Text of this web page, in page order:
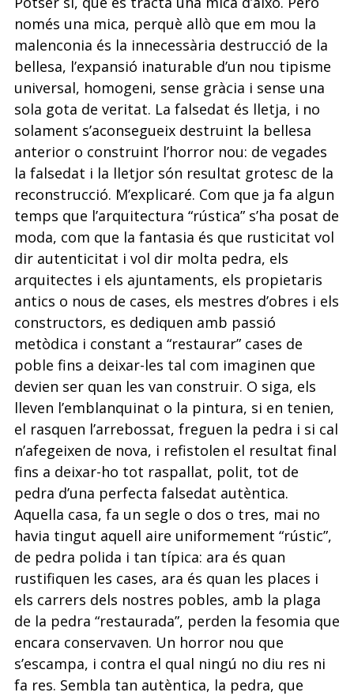
només una mica, perquè allò que em mou la
malenconia és la innecessària destrucció de la
bellesa, l’expansió inaturable d’un nou tipisme
universal, homogeni, sense gràcia i sense una
sola gota de veritat. La falsedat és lletja, i no
solament s’aconsegueix destruint la bellesa
ante­rior o construint l’horror nou: de vegades
la falsedat i la lletjor són resultat grotesc de la
reconstrucció. M’explicaré. Com que ja fa algun
temps que l’arquitectura “rústica” s’ha posat de
moda, com que la fantasia és que rusticitat vol
dir autenticitat i vol dir molta pedra, els
arquitectes i els ajuntaments, els propietaris
antics o nous de cases, els mestres d’obres i els
constructors, es dediquen amb passió
metòdica i constant a “restaurar” cases de
poble fins a deixar-les tal com imaginen que
devien ser quan les van construir. O siga, els
lleven l’emblanquinat o la pintura, si en tenien,
el rasquen l’arrebossat, freguen la pedra i si cal
n’afegeixen de nova, i refistolen el resultat final
fins a deixar-ho tot raspallat, polit, tot de
pedra d’una perfecta falsedat autèntica.
Aquella casa, fa un segle o dos o tres, mai no
havia tingut aquell aire uniformement “rústic”,
de pedra polida i tan típica: ara és quan
rustifiquen les cases, ara és quan les places i
els carrers dels nostres pobles, amb la plaga
de la pedra “restaurada”, perden la fesomia que
encara conservaven. Un horror nou que
s’escampa, i contra el qual ningú no diu res ni
fa res. Sembla tan autèntica, la pedra, que